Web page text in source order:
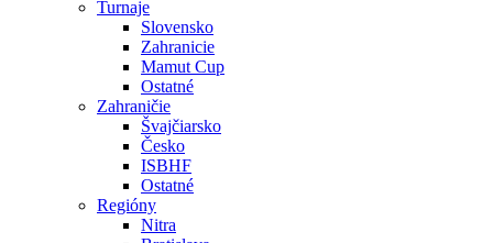
Turnaje
Slovensko
Zahranicie
Mamut Cup
Ostatné
Zahraničie
Švajčiarsko
Česko
ISBHF
Ostatné
Regióny
Nitra